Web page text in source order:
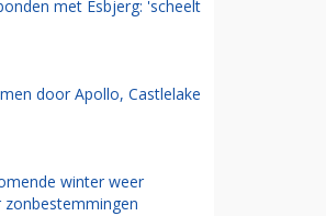
met Esbjerg: 'scheelt
door Apollo, Castlelake
winter weer
zonbestemmingen